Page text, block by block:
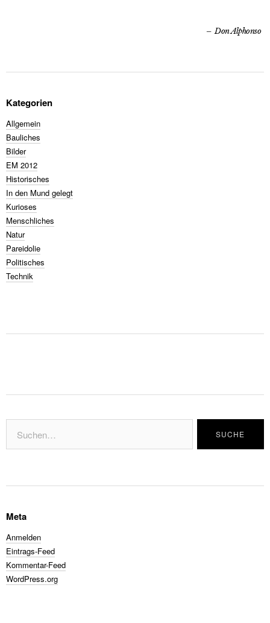
Don Alphonso
Kategorien
Allgemein
Bauliches
Bilder
EM 2012
Historisches
In den Mund gelegt
Kurioses
Menschliches
Natur
Pareidolie
Politisches
Technik
Meta
Anmelden
Eintrags-Feed
Kommentar-Feed
WordPress.org